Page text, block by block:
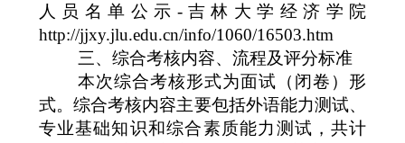
人员名单公示 -吉林大学经济学院
http://jjxy.jlu.edu.cn/info/1060/16503.htm
三、综合考核内容、流程及评分标准
本次综合考核形式为面试（闭卷）形
式。综合考核内容主要包括外语能力测试、
专业基础知识和综合素质能力测试，共计